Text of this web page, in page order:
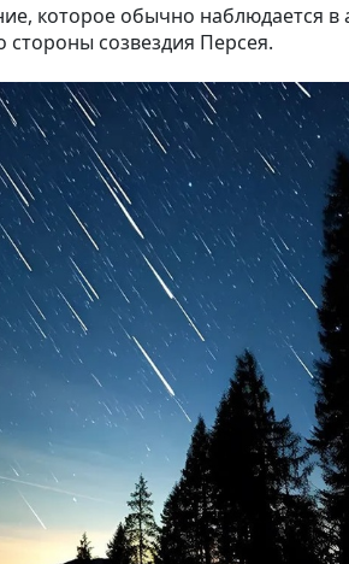
которое обычно наблюдается в
созвездия Персея.